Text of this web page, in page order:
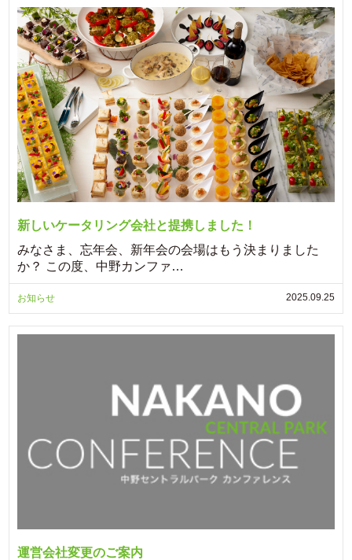
新しいケータリング会社と提携しました！
みなさま、忘年会、新年会の会場はもう決まりました
か？ この度、中野カンファ…
お知らせ 2025.09.25
運営会社変更のご案内